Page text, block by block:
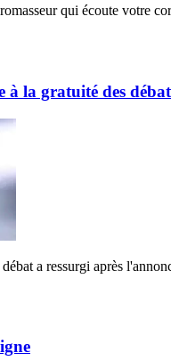
qui écoute votre
à la gratuité des
a ressurgi après